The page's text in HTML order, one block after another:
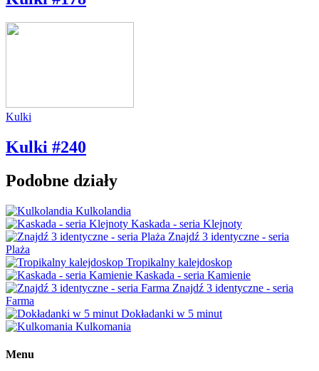
Kulki
Kulki #240
Podobne działy
Kulkolandia
Kaskada - seria Klejnoty
Znajdź 3 identyczne - seria
Plaża
Tropikalny kalejdoskop
Kaskada - seria Kamienie
Znajdź 3 identyczne - seria
Farma
Dokładanki w 5 minut
Kulkomania
Menu